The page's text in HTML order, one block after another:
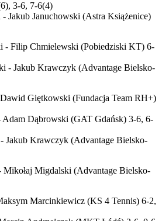
3-6, 7-6(4)
Jakub Januchowski (Astra Książenice)
- Filip Chmielewski (Pobiedziski KT) 6-
- Jakub Krawczyk (Advantage Bielsko-
Giętkowski (Fundacja Team RH+)
Dąbrowski (GAT Gdańsk) 3-6, 6-
Jakub Krawczyk (Advantage Bielsko-
Migdalski (Advantage Bielsko-
Marcinkiewicz (KS 4 Tennis) 6-2,